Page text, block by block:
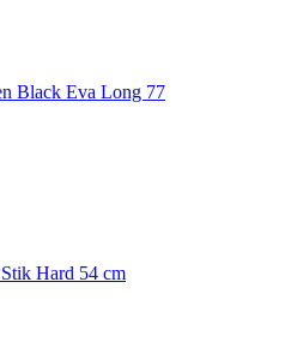
Black Eva Long 77
Hard 54 cm